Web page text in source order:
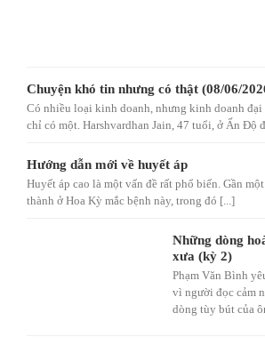
Chuyện khó tin nhưng có thật (08/06/
Có nhiều loại kinh doanh, nhưng kinh doanh
chỉ có một. Harshvardhan Jain, 47 tuổi, ở Ấn Độ
Hướng dẫn mới về huyết áp
Huyết áp cao là một vấn đề rất phổ biến. Gần
thành ở Hoa Kỳ mắc bệnh này, trong đó [...]
Những dòng
xưa (kỳ 2)
Phạm Văn Bình
vì người đọc cảm
dòng tùy bút của